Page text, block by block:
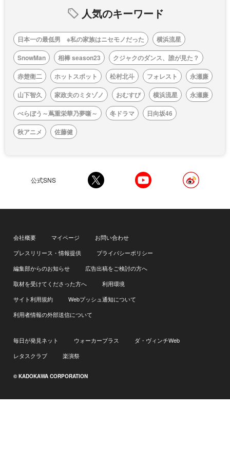
人気のキーワード
日本一の最低男 ※私の家族はニセモノだった
横浜流星
SnowMan
相棒 season23
クジャクのダンス、誰が見た？
赤楚衛二
ホットスポット 松村北斗 フォレスト
永瀬廉
山下智久
家政夫のミタゾノ おむすび 横浜流星
永瀬廉
べらぼう～蔦重栄華乃夢噺～
冬ドラマ
日向坂46
秋アニメ
佐藤健
公式SNS
会社概要 マイページ
お問い合わせ
プレスリリース・情報提供
プライバシーポリシー
編集部からのお知らせ
広告出稿をご検討の方へ
取材を受けてくださった方へ
利用環境
サイト利用規約
Webプッシュ通知について
利用者情報の外部送信について
毎日が発見ネット ウォーカープラス
ダ・ヴィンチWeb
レタスクラブ
楽演祭
© KADOKAWA CORPORATION